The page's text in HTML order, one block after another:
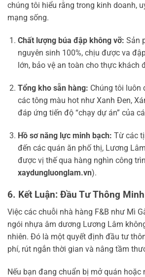
chúng tôi hiểu rằng trong kinh doanh,
mạng sống.
Chất lượng búa đập không vỡ: Sản
nguyên sinh 100%, chịu được va
lớn, bảo vệ an toàn cho thực khách
Tổng kho sẵn hàng: Chúng tôi luôn
các tông màu hot như Xanh Đen,
đáp ứng tiến độ “chạy dự án” của
Hồ sơ năng lực minh bạch: Từ các
đến các quán ăn phố thị, Lương
được vị thế qua hàng nghìn công
xaydungluonglam.vn).
6. Kết Luận: Đầu Tư Thông
Việc các chuỗi nhà hàng F&B như Mì
ngói nhựa âm dương Lương Lâm
nhiên. Đó là một quyết định đầu tư
phí, rút ngắn thời gian và nâng tầm
Nếu bạn đang chuẩn bị mở quán hoặc